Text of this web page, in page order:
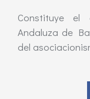
Constituye
Andaluza de
del